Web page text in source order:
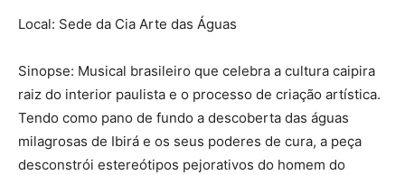
Local: Sede da Cia Arte das Águas
Sinopse: Musical brasileiro que celebra a cultura caipira
raiz do interior paulista e o processo de criação artística.
Tendo como pano de fundo a descoberta das águas
milagrosas de Ibirá e os seus poderes de cura, a peça
desconstrói estereótipos pejorativos do homem do